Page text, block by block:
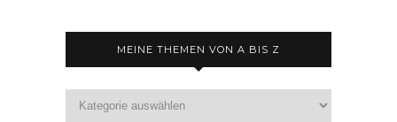
MEINE THEMEN VON A BIS Z
Themen